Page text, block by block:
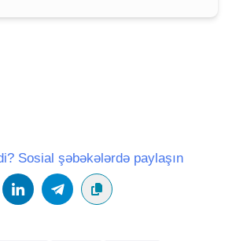
Sosial şəbəkələrdə paylaşın